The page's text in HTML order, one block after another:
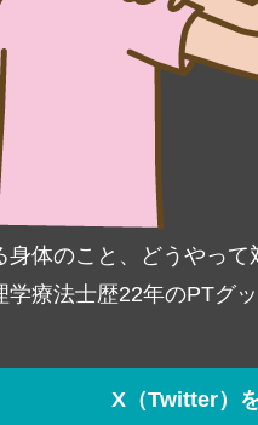
身体のこと、どうやっ
療法士歴22年のPTグ
X（Twitter）